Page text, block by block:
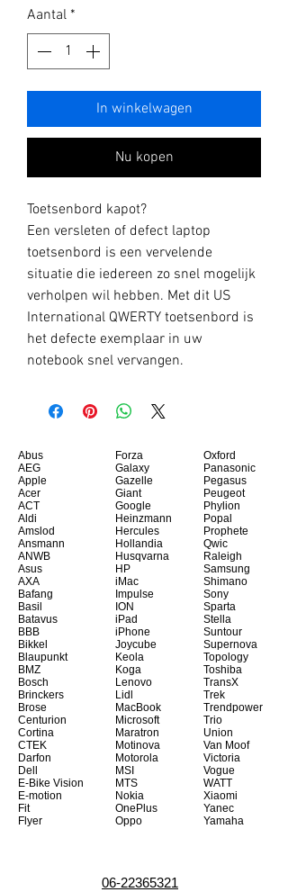
Aantal *
In winkelwagen
Nu kopen
Toetsenbord kapot?
Een versleten of defect laptop
toetsenbord is een vervelende
situatie die iedereen zo snel mogelijk
verholpen wil hebben. Met dit US
International QWERTY toetsenbord is
het defecte exemplaar in uw
notebook snel vervangen.
Abus
AEG
Apple
Acer
ACT
Aldi
Amslod
Ansmann
ANWB
Asus
AXA
Bafang
Basil
Batavus
BBB
Bikkel
Blaupunkt
BMZ
Bosch
Brinckers
Brose
Centurion
Cortina
CTEK
Darfon
Dell
E-Bike Vision
E-motion
Fit
Flyer
Forza
Galaxy
Gazelle
Giant
Google
Heinzmann
Hercules
Hollandia
Husqvarna
HP
iMac
Impulse
ION
iPad
iPhone
Joycube
Keola
Koga
Lenovo
Lidl
MacBook
Microsoft
Maratron
Motinova
Motorola
MSI
MTS
Nokia
OnePlus
Oppo
Oxford
Panasonic
Pegasus
Peugeot
Phylion
Popal
Prophete
Qwic
Raleigh
Samsung
Shimano
Sony
Sparta
Stella
Suntour
Supernova
Topology
Toshiba
TransX
Trek
Trendpower
Trio
Union
Van Moof
Victoria
Vogue
WATT
Xiaomi
Yanec
Yamaha
06-22365321